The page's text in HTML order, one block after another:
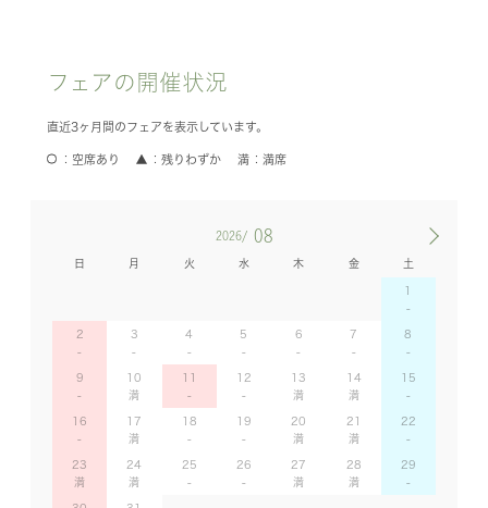
フェアの開催状況
直近3ヶ月間のフェアを表示しています。
空席あり 残りわずか 満席
2026/ 08
日 月 火 水 木 金 土
1
2 3 4 5 6 7 8
9 10 11 12 13 14 15
16 17 18 19 20 21 22
23 24 25 26 27 28 29